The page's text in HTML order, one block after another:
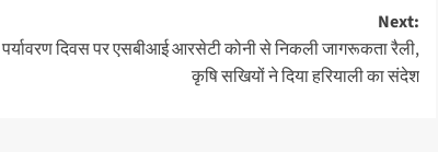
Next:
पर्यावरण दिवस पर एसबीआई आरसेटी कोनी से निकली जागरूकता रैली,
कृषि सखियों ने दिया हरियाली का संदेश